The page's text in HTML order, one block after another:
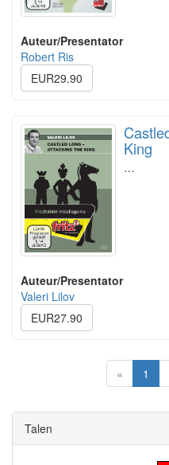
Auteur/Presentator
Robert Ris
EUR29.90
King
…
Auteur/Presentator
Valeri Lilov
EUR27.90
« 1
Talen